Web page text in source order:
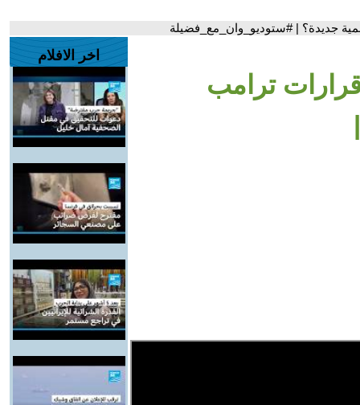
جديدة؟ | #ستوديو_وان_مع_فضيلة
ترامب
اخر الافلام